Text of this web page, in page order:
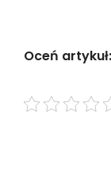
Oceń